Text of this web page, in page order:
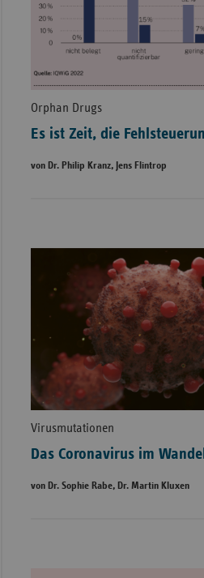
Orphan Drugs
Es ist Zeit, die
von Dr. Philip Kranz, Jens Flintrop
Virusmutationen
Das Coronavirus im Wandel
von Dr. Sophie Rabe, Dr. Martin Kluxen